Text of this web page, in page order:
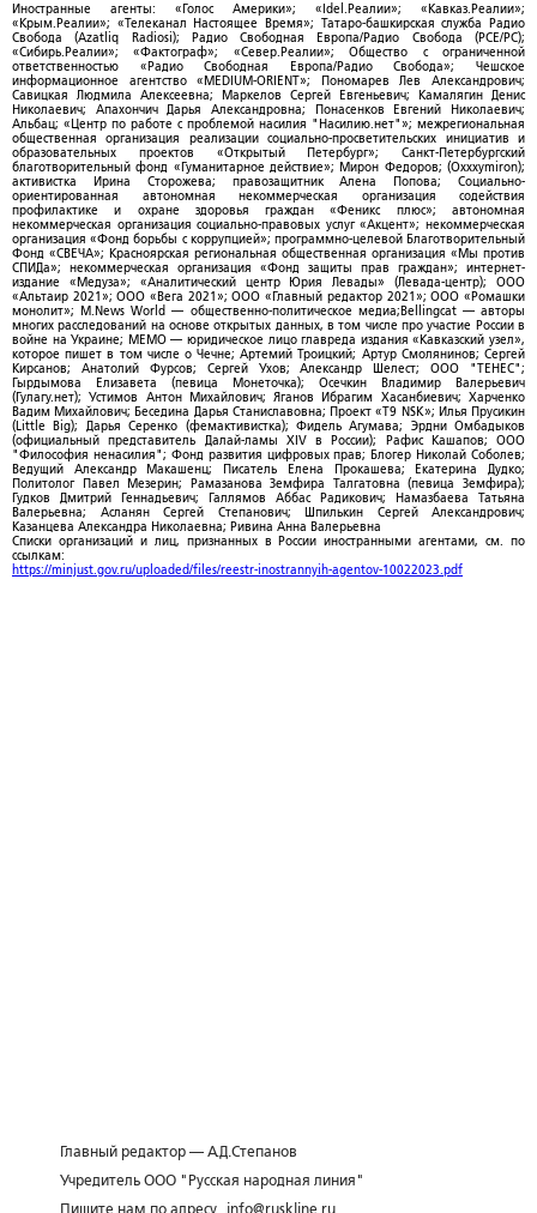
Иностранные агенты: «Голос Америки»; «Idel.Реалии»; «Кавказ.Реалии»;
«Крым.Реалии»; «Телеканал Настоящее Время»; Татаро-башкирская служба Радио
Свобода (Azatliq Radiosi); Радио Свободная Европа/Радио Свобода (PCE/PC);
«Сибирь.Реалии»; «Фактограф»; «Север.Реалии»; Общество с ограниченной
ответственностью «Радио Свободная Европа/Радио Свобода»; Чешское
информационное агентство «MEDIUM-ORIENT»; Пономарев Лев Александрович;
Савицкая Людмила Алексеевна; Маркелов Сергей Евгеньевич; Камалягин Денис
Николаевич; Апахончич Дарья Александровна; Понасенков Евгений Николаевич;
Альбац; «Центр по работе с проблемой насилия "Насилию.нет"»; межрегиональная
общественная организация реализации социально-просветительских инициатив и
образовательных проектов «Открытый Петербург»; Санкт-Петербургский
благотворительный фонд «Гуманитарное действие»; Мирон Федоров; (Oxxxymiron);
активистка Ирина Сторожева; правозащитник Алена Попова; Социально-
ориентированная автономная некоммерческая организация содействия
профилактике и охране здоровья граждан «Феникс плюс»; автономная
некоммерческая организация социально-правовых услуг «Акцент»; некоммерческая
организация «Фонд борьбы с коррупцией»; программно-целевой Благотворительный
Фонд «СВЕЧА»; Красноярская региональная общественная организация «Мы против
СПИДа»; некоммерческая организация «Фонд защиты прав граждан»; интернет-
издание «Медуза»; «Аналитический центр Юрия Левады» (Левада-центр); ООО
«Альтаир 2021»; ООО «Вега 2021»; ООО «Главный редактор 2021»; ООО «Ромашки
монолит»; M.News World — общественно-политическое медиа;Bellingcat — авторы
многих расследований на основе открытых данных, в том числе про участие России в
войне на Украине; МЕМО — юридическое лицо главреда издания «Кавказский узел»,
которое пишет в том числе о Чечне; Артемий Троицкий; Артур Смолянинов; Сергей
Кирсанов; Анатолий Фурсов; Сергей Ухов; Александр Шелест; ООО "ТЕНЕС";
Гырдымова Елизавета (певица Монеточка); Осечкин Владимир Валерьевич
(Гулагу.нет); Устимов Антон Михайлович; Яганов Ибрагим Хасанбиевич; Харченко
Вадим Михайлович; Беседина Дарья Станиславовна; Проект «T9 NSK»; Илья Прусикин
(Little Big); Дарья Серенко (фемактивистка); Фидель Агумава; Эрдни Омбадыков
(официальный представитель Далай-ламы XIV в России); Рафис Кашапов; ООО
"Философия ненасилия"; Фонд развития цифровых прав; Блогер Николай Соболев;
Ведущий Александр Макашенц; Писатель Елена Прокашева; Екатерина Дудко;
Политолог Павел Мезерин; Рамазанова Земфира Талгатовна (певица Земфира);
Гудков Дмитрий Геннадьевич; Галлямов Аббас Радикович; Намазбаева Татьяна
Валерьевна; Асланян Сергей Степанович; Шпилькин Сергей Александрович;
Казанцева Александра Николаевна; Ривина Анна Валерьевна
Списки организаций и лиц, признанных в России иностранными агентами, см. по
ссылкам:
https://minjust.gov.ru/uploaded/files/reestr-inostrannyih-agentov-10022023.pdf
Главный редактор — А.Д.Степанов
Учредитель ООО "Русская народная линия"
Пишите нам по адресу
info@ruskline.ru